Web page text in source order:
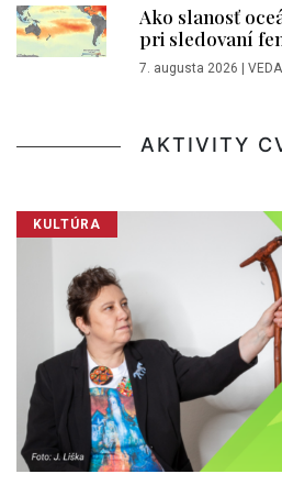
Ako slanosť
pri sledovaní
7. augusta 2026
AKTIVITY
KULTÚRA